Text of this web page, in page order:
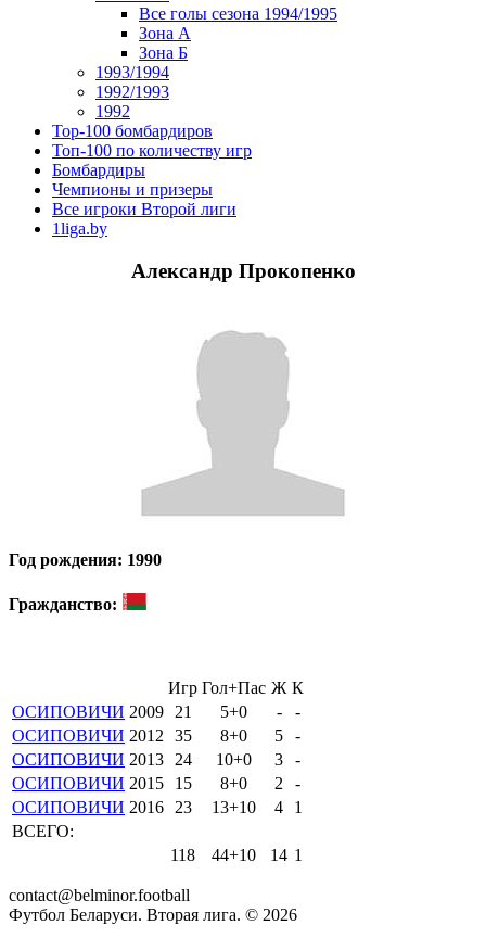
Все голы сезона 1994/1995
Зона А
Зона Б
1993/1994
1992/1993
1992
Top-100 бомбардиров
Топ-100 по количеству игр
Бомбардиры
Чемпионы и призеры
Все игроки Второй лиги
1liga.by
Александр Прокопенко
Год рождения: 1990
Гражданство:
Игр Гол+Пас Ж К
ОСИПОВИЧИ 2009 21 5+0 -
-
ОСИПОВИЧИ 2012 35 8+0 5
-
ОСИПОВИЧИ 2013 24 10+0 3
-
ОСИПОВИЧИ 2015 15 8+0 2
-
ОСИПОВИЧИ 2016 23 13+10 4
1
ВСЕГО:
118
44+10 14 1
contact@belminor.football
Футбол Беларуси. Вторая лига. © 2026